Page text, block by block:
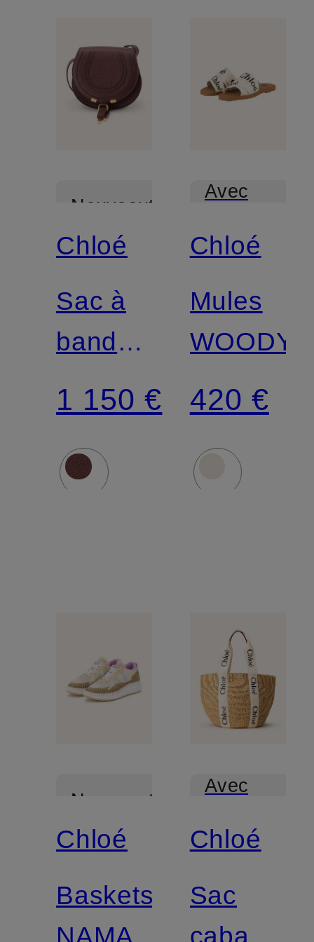
Nouveautés
Chloé
Sac à
bandoulière
MARCIE
1 150 €
Avec
Chloé
Mules
WOODY
420 €
Nouveautés
Chloé
Baskets
NAMA
Avec
Chloé
Sac
cabas